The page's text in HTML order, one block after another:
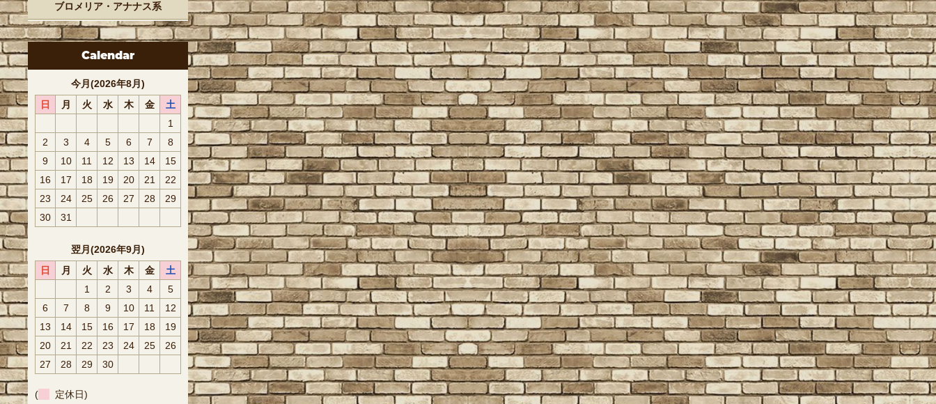
ブロメリア・アナナス系
Calendar
今月(2026年8月)
日
月 火 水 木 金
土
1
2
3 4 5 6 7
8
9
10 11 12 13 14
15
16
17 18 19 20 21
22
23
24 25 26 27 28
29
30
31
翌月(2026年9月)
日
月 火 水 木 金
土
1
2 3 4
5
6
7 8 9 10 11
12
13
14 15 16 17 18
19
20
21 22 23 24 25
26
27
28 29 30
( 定休日)